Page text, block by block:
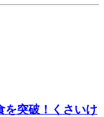
を突破！くさいけ